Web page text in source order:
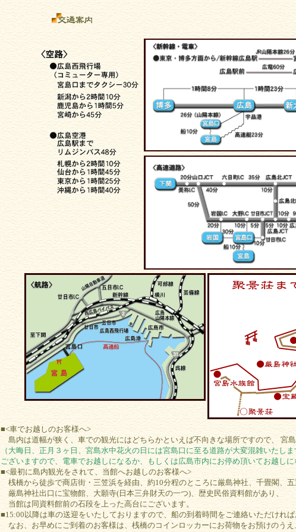
■<車でお越しのお客様へ>
島内は道幅が狭く、車での観光にはどちらかといえば不向きな場所ですので、 宮島
（大晦日、正月３ヶ日、宮島水中花火の日には宮島口に至る道路が大変混雑いたし
ございますので、電車でお越しになるか、もしくは広島市内にお停め頂いてお越しに
■<最初に島内観光をされて、当館へお越しのお客様へ>
桟橋から徒歩で商店街・三笠浜を経由、約10分程のところに厳島神社、千畳閣、五
厳島神社出口に宝物館、大願寺(日本三弁財天の一つ)、歴史民俗資料館があり、
当館は同資料館前の石段を上った高台にございます。
■15:00以降は車の送迎をいたしておりますので、船の到着時間をご連絡いただければ
なお、お早めにご到着のお客様は、桟橋のコインロッカーにお荷物をお預けのうえ